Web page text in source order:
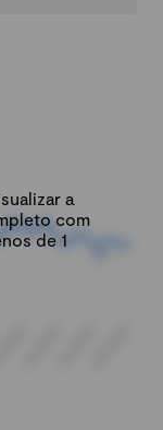
a
com
de 1